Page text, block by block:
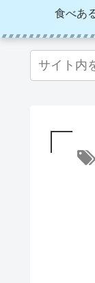
食べあ